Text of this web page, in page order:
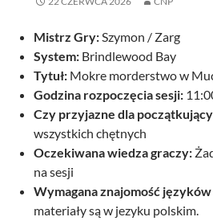
Mistrz Gry:Szymon / Zarg
System: Brindlewood Bay
Tytuł: Mokre morderstwo w
Godzina rozpoczęcia sesji:
Czy przyjazne dla
wszystkich chętnych
Oczekiwana wiedza graczy:
na sesji
Wymagana znajomość
materiały są w jezyku polskim.